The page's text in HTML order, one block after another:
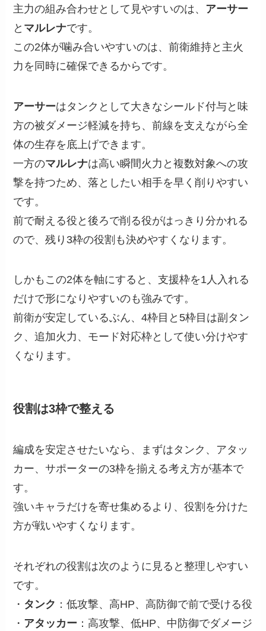
主力の組み合わせとして見やすいのは、 アーサー
と マルレナです。
この2体が噛み合いやすいのは、前衛維持と主火
力を同時に確保できるからです。
アーサーはタンクとして大きなシールド付与と味
方の被ダメージ軽減を持ち、前線を支えながら全
体の生存を底上げできます。
一方のマルレナは高い瞬間火力と複数対象への攻
撃を持つため、落としたい相手を早く削りやすい
です。
前で耐える役と後ろで削る役がはっきり分かれる
ので、残り3枠の役割も決めやすくなります。
しかもこの2体を軸にすると、支援枠を1人入れる
だけで形になりやすいのも強みです。
前衛が安定しているぶん、4枠目と5枠目は副タン
ク、追加火力、モード対応枠として使い分けやす
くなります。
役割は3枠で整える
編成を安定させたいなら、まずはタンク、アタッ
カー、サポーターの3枠を揃える考え方が基本で
す。
強いキャラだけを寄せ集めるより、役割を分けた
方が戦いやすくなります。
それぞれの役割は次のように見ると整理しやすい
です。
・ タンク ：低攻撃、高HP、高防御で前で受ける役
・ アタッカー ：高攻撃、低HP、中防御でダメージ